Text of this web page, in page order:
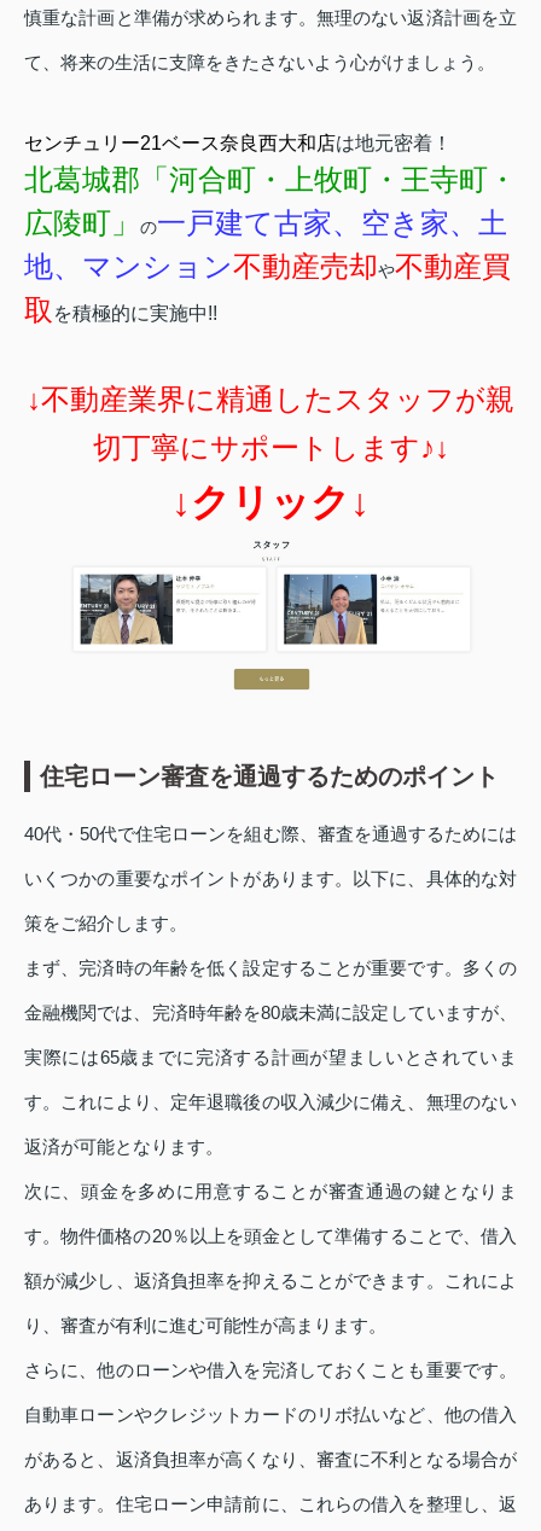
慎重な計画と準備が求められます。無理のない返済計画を立
て、将来の生活に支障をきたさないよう心がけましょう。
センチュリー21ベース奈良西大和店は地元密着！
北葛城郡「河合町・上牧町・王寺町・
広陵町」
の一戸建て古家、空き家、土
地、マンション不動産売却や不動産買
取 を積極的に実施中!!
↓不動産業界に精通したスタッフが親
切丁寧にサポートします♪↓
↓クリック↓
住宅ローン審査を通過するためのポイント
40代・50代で住宅ローンを組む際、審査を通過するためには
いくつかの重要なポイントがあります。以下に、具体的な対
策をご紹介します。
まず、完済時の年齢を低く設定することが重要です。多くの
金融機関では、完済時年齢を80歳未満に設定していますが、
実際には65歳までに完済する計画が望ましいとされていま
す。これにより、定年退職後の収入減少に備え、無理のない
返済が可能となります。
次に、頭金を多めに用意することが審査通過の鍵となりま
す。物件価格の20％以上を頭金として準備することで、借入
額が減少し、返済負担率を抑えることができます。これによ
り、審査が有利に進む可能性が高まります。
さらに、他のローンや借入を完済しておくことも重要です。
自動車ローンやクレジットカードのリボ払いなど、他の借入
があると、返済負担率が高くなり、審査に不利となる場合が
あります。住宅ローン申請前に、これらの借入を整理し、返